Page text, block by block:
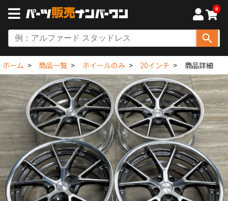
0
ホーム 商品一覧 ホイールのみ 20インチ 商品詳細